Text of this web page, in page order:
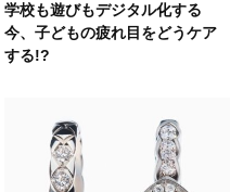
学校も遊びもデジタル化する
今、子どもの疲れ目をどうケア
する!?